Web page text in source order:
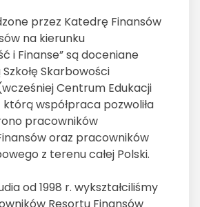
przez Katedrę Finansów
na kierunku
i Finanse” są doceniane
Skarbowości
Centrum Edukacji
współpraca pozwoliła
pracowników
oraz pracowników
z terenu całej Polski.
od 1998 r. wykształciliśmy
Resortu Finansów